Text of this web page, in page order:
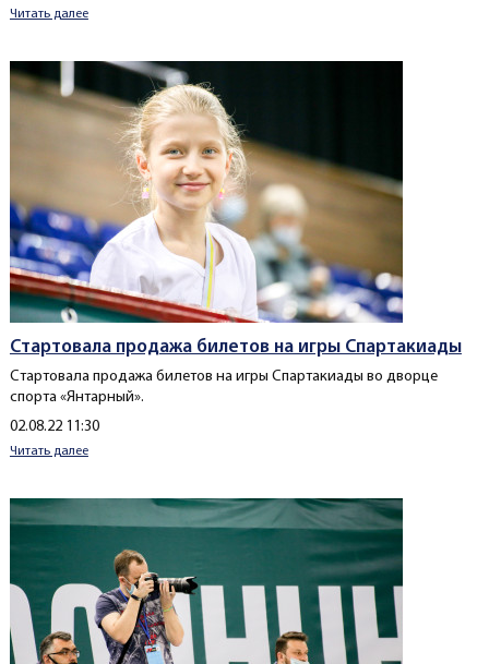
Читать далее
Стартовала продажа билетов на игры Спартакиады
Стартовала продажа билетов на игры Спартакиады во дворце
спорта «Янтарный».
Создано
02.08.22 11:30
Читать далее